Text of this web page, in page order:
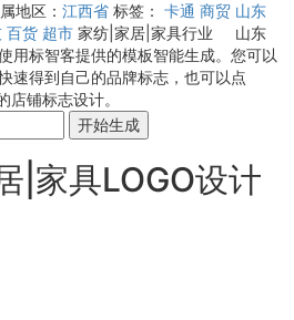
地区： 江西省 标签： 卡通 商贸 山东
百货 超市 家纺|家居|家具行业 山东
用标智客提供的模板智能生成。您可以
速得到自己的品牌标志，也可以点
店铺标志设计。
开始生成
|家具LOGO设计